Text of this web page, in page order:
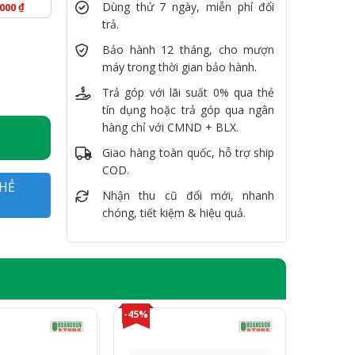
₫
512GB, RTX A3000, 17.3" FullHD số lượng
Dùng thử 7 ngày, miễn phí đổi
trả.
Bảo hành 12 tháng, cho mượn
máy trong thời gian bảo hành.
Trả góp với lãi suất 0% qua thẻ
tín dụng hoặc trả góp qua ngân
hàng chỉ với CMND + BLX.
Giao hàng toàn quốc, hỗ trợ ship
COD.
Nhận thu cũ đổi mới, nhanh
chóng, tiết kiệm & hiệu quả.
-45%